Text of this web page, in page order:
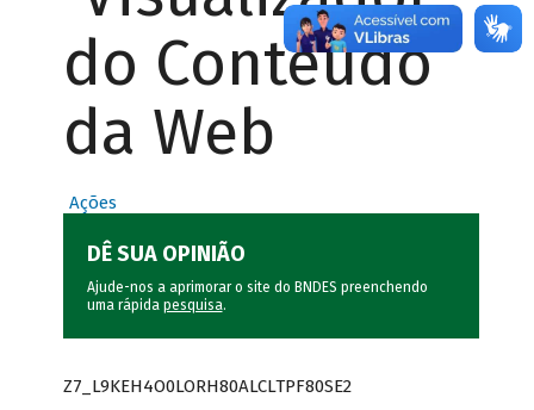
do Conteúdo
da Web
Ações
DÊ SUA OPINIÃO
Ajude-nos a aprimorar o site do BNDES preenchendo
uma rápida pesquisa.
Z7_L9KEH4O0LORH80ALCLTPF80SE2